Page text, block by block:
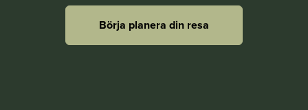
Börja planera din resa